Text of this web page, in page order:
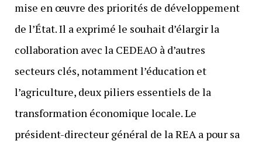
mise en œuvre des priorités de développement
de l’État. Il a exprimé le souhait d’élargir la
collaboration avec la CEDEAO à d’autres
secteurs clés, notamment l’éducation et
l’agriculture, deux piliers essentiels de la
transformation économique locale. Le
président-directeur général de la REA a pour sa